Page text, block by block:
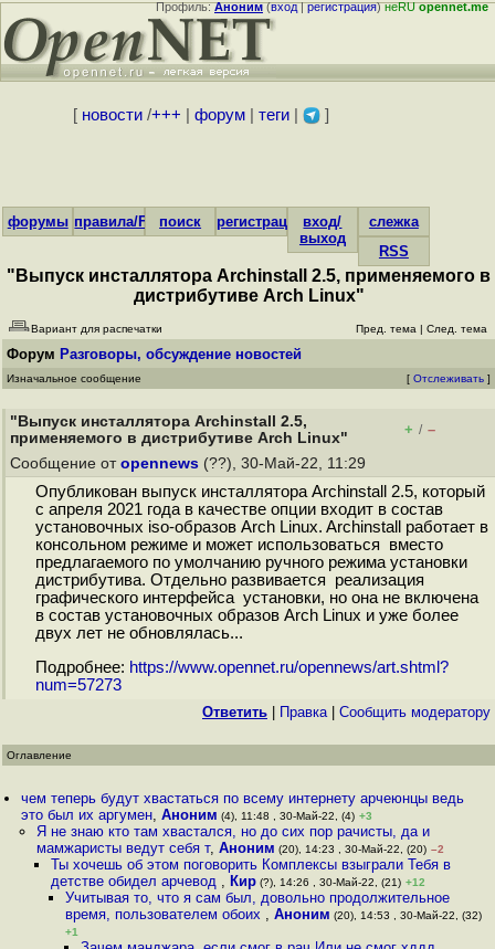
Профиль:Аноним(вход|регистрация)неRUopennet.me
[ новости/+++ форум| теги| ]
форумы правила/FAQпоиск регистрациявход/
выход
слежка
RSS
"Выпуск инсталлятора Archinstall 2.5, применяемого в
дистрибутиве Arch Linux"
Вариант для распечатки Пред. тема | След. тема
Форум Разговоры, обсуждение новостей
Изначальное сообщение [ Отслеживать ]
"Выпуск инсталлятора Archinstall 2.5,
применяемого в дистрибутиве Arch Linux"
+ / –
Сообщение от opennews (??), 30-Май-22, 11:29
Опубликован выпуск инсталлятора Archinstall 2.5, который
с апреля 2021 года в качестве опции входит в состав
установочных iso-образов Arch Linux. Archinstall работает в
консольном режиме и может использоваться вместо
предлагаемого по умолчанию ручного режима установки
дистрибутива. Отдельно развивается реализация
графического интерфейса установки, но она не включена
в состав установочных образов Arch Linux и уже более
двух лет не обновлялась...
Подробнее: https://www.opennet.ru/opennews/art.shtml?
num=57273
Ответить Правка| Cообщить модератору
Оглавление
чем теперь будут хвастаться по всему интернету арчеюнцы ведь
это был их аргумен,Аноним (4), 11:48 , 30-Май-22, (4) +3
Я не знаю кто там хвастался, но до сих пор рачисты, да и
мамжаристы ведут себя т, Аноним (20), 14:23 , 30-Май-22, (20) –2
Ты хочешь об этом поговорить Комплексы взыграли Тебя в
детстве обидел арчевод , Кир(?), 14:26 , 30-Май-22, (21) +12
Учитывая то, что я сам был, довольно продолжительное
время, пользователем обоих ,Аноним (20), 14:53 , 30-Май-22, (32)
+1